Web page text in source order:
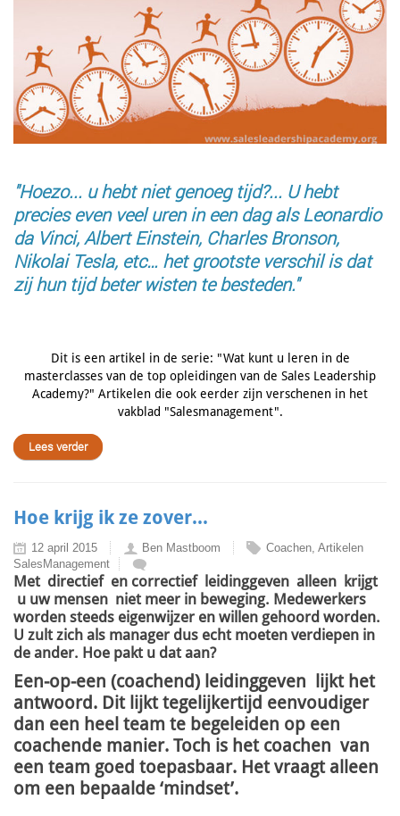
"Hoezo... u hebt niet genoeg tijd?... U hebt
precies even veel uren in een dag als Leonardio
da Vinci, Albert Einstein, Charles Bronson,
Nikolai Tesla, etc… het grootste verschil is dat
zij hun tijd beter wisten te besteden."
Dit is een artikel in de serie: "Wat kunt u leren in de
masterclasses van de top opleidingen van de Sales Leadership
Academy?" Artikelen die ook eerder zijn verschenen in het
vakblad "Salesmanagement".
Lees verder
Hoe krijg ik ze zover...
12 april 2015 Ben Mastboom
Coachen, Artikelen
SalesManagement
Met directief en correctief leidinggeven alleen krijgt
u uw mensen niet meer in beweging. Medewerkers
worden steeds eigenwijzer en willen gehoord worden.
U zult zich als manager dus echt moeten verdiepen in
de ander. Hoe pakt u dat aan?
Een-op-een (coachend) leidinggeven lijkt het
antwoord. Dit lijkt tegelijkertijd eenvoudiger
dan een heel team te begeleiden op een
coachende manier. Toch is het coachen van
een team goed toepasbaar. Het vraagt alleen
om een bepaalde ‘mindset’.